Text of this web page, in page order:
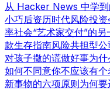
从 Hacker News 中学到
小巧后资历时代风险投
率社会“艺术家交付”的另
款生存指南风险共担型
对孩子撒的谎做好事为
如何不同意你不应该有个
新事物的六项原则为何